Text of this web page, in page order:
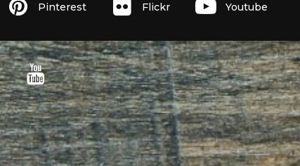
Pinterest Flickr Youtube